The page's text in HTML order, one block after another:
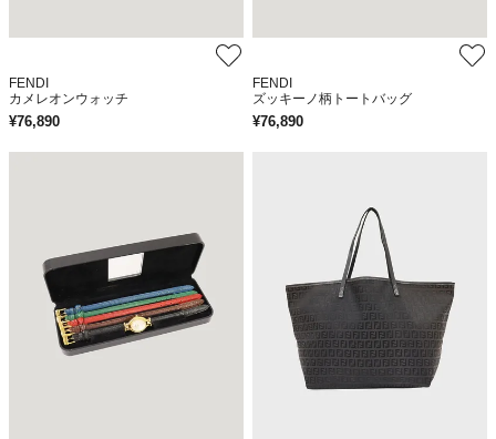
FENDI
カメレオンウォッチ
¥76,890
FENDI
ズッキーノ柄トートバッグ
¥76,890